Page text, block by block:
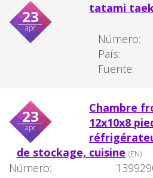
23
apr
tatami
Número:
País:
Fuente:
23
apr
Chambre
12x10x8
de stockage, cuisine (EN)
Número: